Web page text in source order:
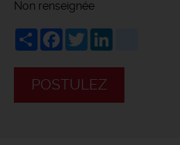
Non renseignée
ShareFacebook
Twitter
POSTULEZ